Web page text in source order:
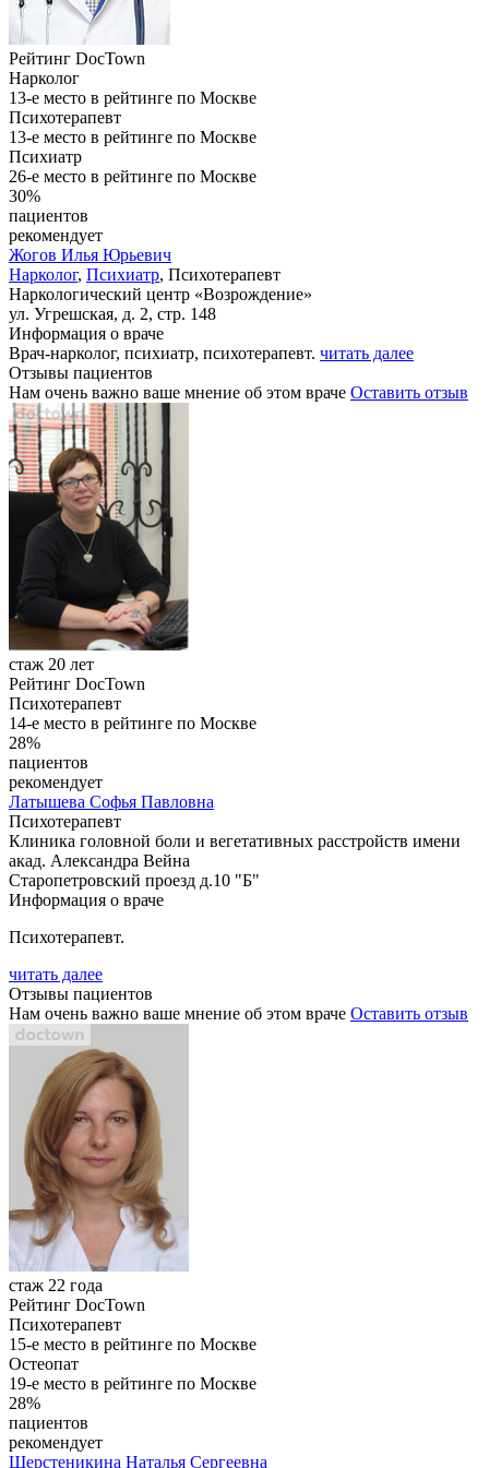
Рейтинг DocTown
Нарколог
13-е место в рейтинге по Москве
Психотерапевт
13-е место в рейтинге по Москве
Психиатр
26-е место в рейтинге по Москве
30%
пациентов
рекомендует
Жогов Илья Юрьевич
Нарколог, Психиатр, Психотерапевт
Наркологический центр «Возрождение»
ул. Угрешская, д. 2, стр. 148
Информация о враче
Врач-нарколог, психиатр, психотерапевт. читать далее
Отзывы пациентов
Нам очень важно ваше мнение об этом враче Оставить отзыв
стаж 20 лет
Рейтинг DocTown
Психотерапевт
14-е место в рейтинге по Москве
28%
пациентов
рекомендует
Латышева Софья Павловна
Психотерапевт
Клиника головной боли и вегетативных расстройств имени
акад. Александра Вейна
Старопетровский проезд д.10 "Б"
Информация о враче
Психотерапевт.
читать далее
Отзывы пациентов
Нам очень важно ваше мнение об этом враче Оставить отзыв
стаж 22 года
Рейтинг DocTown
Психотерапевт
15-е место в рейтинге по Москве
Остеопат
19-е место в рейтинге по Москве
28%
пациентов
рекомендует
Шерстеникина Наталья Сергеевна